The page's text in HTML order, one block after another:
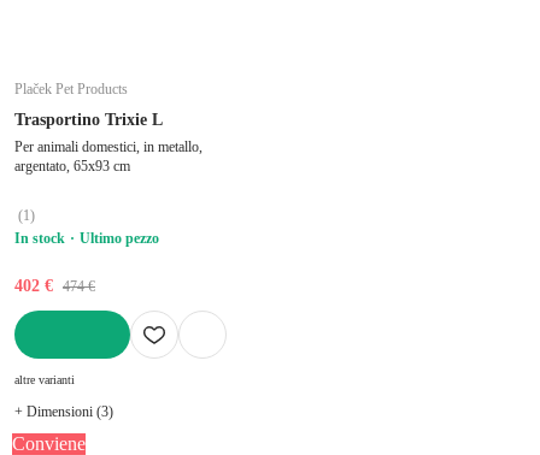
Plaček Pet Products
Trasportino Trixie L
Per animali domestici, in metallo,
argentato, 65x93 cm
(1)
In stock
Ultimo pezzo
402 € 474 €
altre varianti
+ Dimensioni (3)
Conviene